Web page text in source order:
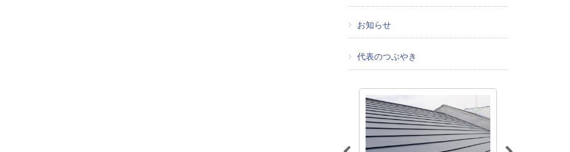
お知らせ
代表のつぶやき